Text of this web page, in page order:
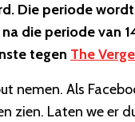
Die periode
die periode van
tegen The Verge
nemen. Als
zien. Laten we er